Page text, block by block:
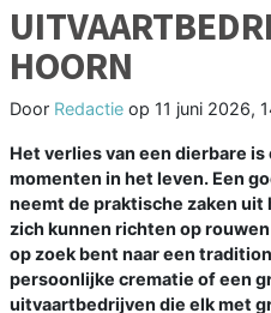
HOORN
Door Redactie op 11 juni 2026,
Het verlies van een dierbare
momenten in het leven. Een
neemt de praktische zaken uit
zich kunnen richten op
op zoek bent naar een
persoonlijke crematie of een
uitvaartbedrijven die elk met